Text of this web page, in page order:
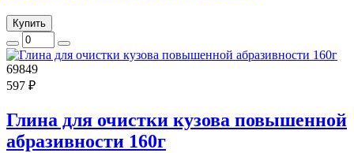
Купить
69849
597 ₽
Глина для очистки кузова повышенной
абразивности 160г